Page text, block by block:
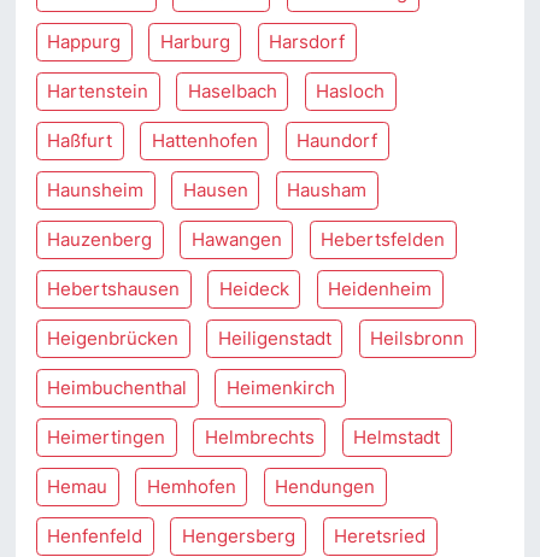
Happurg Harburg Harsdorf
Hartenstein Haselbach Hasloch
Haßfurt Hattenhofen Haundorf
Haunsheim Hausen Hausham
Hauzenberg Hawangen Hebertsfelden
Hebertshausen Heideck Heidenheim
Heigenbrücken Heiligenstadt Heilsbronn
Heimbuchenthal Heimenkirch
Heimertingen Helmbrechts Helmstadt
Hemau Hemhofen Hendungen
Henfenfeld Hengersberg Heretsried